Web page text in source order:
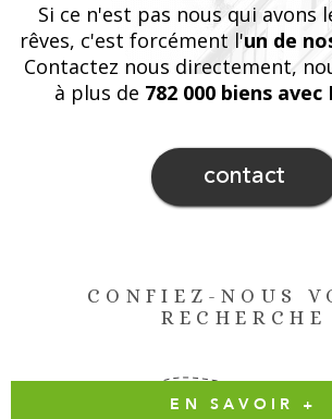
Si ce n'est pas nous qui avons
rêves, c'est forcément l'un de
Contactez nous directement,
à plus de 782 000 biens
contact
CONFIEZ-NOUS
RECHERCHE
EN SAVOIR +